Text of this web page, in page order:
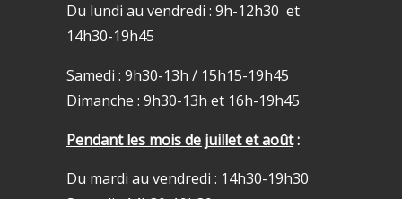
Du lundi au vendredi : 9h-12h30 et
14h30-19h45
Samedi : 9h30-13h / 15h15-19h45
Dimanche : 9h30-13h et 16h-19h45
Pendant les mois de juillet et août:
Du mardi au vendredi : 14h30-19h30